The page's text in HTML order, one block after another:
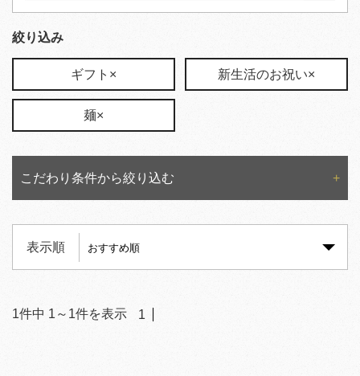
絞り込み
ギフト× 新生活のお祝い×
麺×
こだわり条件から絞り込む
表示順
1件中 1 ～ 1件を表示 1